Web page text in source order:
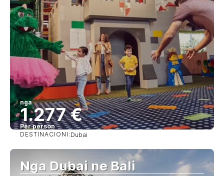
nga
1.277 €
Për person
DESTINACIONI: Dubai
Nga Dubai ne Bali